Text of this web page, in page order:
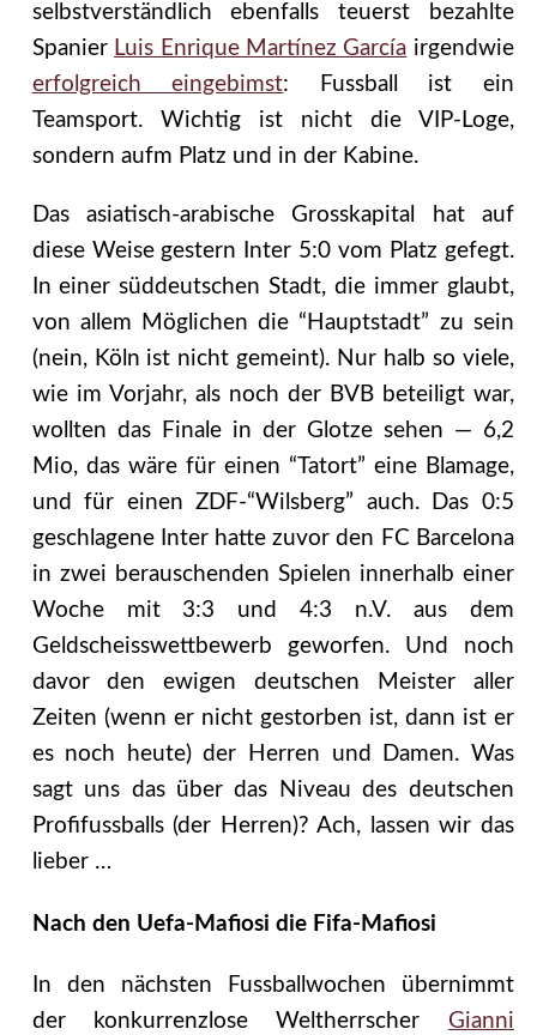
selbstverständlich ebenfalls teuerst bezahlte
Spanier Luis Enrique Martínez García irgendwie
erfolgreich eingebimst: Fussball ist ein
Teamsport. Wichtig ist nicht die VIP-Loge,
sondern aufm Platz und in der Kabine.
Das asiatisch-arabische Grosskapital hat auf
diese Weise gestern Inter 5:0 vom Platz gefegt.
In einer süddeutschen Stadt, die immer glaubt,
von allem Möglichen die “Hauptstadt” zu sein
(nein, Köln ist nicht gemeint). Nur halb so viele,
wie im Vorjahr, als noch der BVB beteiligt war,
wollten das Finale in der Glotze sehen — 6,2
Mio, das wäre für einen “Tatort” eine Blamage,
und für einen ZDF-“Wilsberg” auch. Das 0:5
geschlagene Inter hatte zuvor den FC Barcelona
in zwei berauschenden Spielen innerhalb einer
Woche mit 3:3 und 4:3 n.V. aus dem
Geldscheisswettbewerb geworfen. Und noch
davor den ewigen deutschen Meister aller
Zeiten (wenn er nicht gestorben ist, dann ist er
es noch heute) der Herren und Damen. Was
sagt uns das über das Niveau des deutschen
Profifussballs (der Herren)? Ach, lassen wir das
lieber …
Nach den Uefa-Mafiosi die Fifa-Mafiosi
In den nächsten Fussballwochen übernimmt
der konkurrenzlose Weltherrscher Gianni